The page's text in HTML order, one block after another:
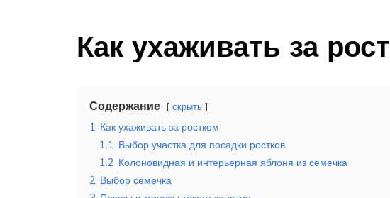
Как ухаживать за
Содержание скрыть
1 Как ухаживать за ростком
1.1 Выбор участка для посадки ростков
1.2 Колоновидная и интерьерная яблоня из семечка
2 Выбор семечка